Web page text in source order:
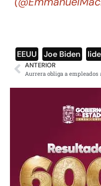
EEUU Joe Biden
ANTERIOR